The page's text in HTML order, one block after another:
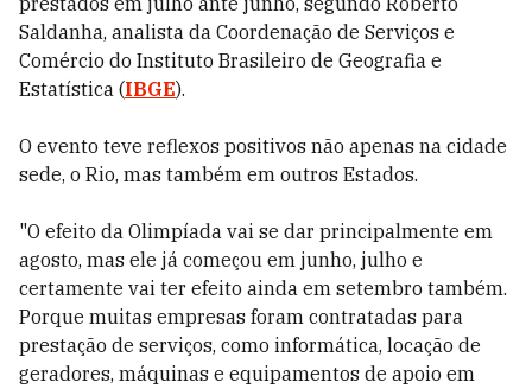
Saldanha, analista da Coordenação de Serviços e
Comércio do Instituto Brasileiro de Geografia e
Estatística (IBGE).
O evento teve reflexos positivos não apenas na cidade
sede, o Rio, mas também em outros Estados.
"O efeito da Olimpíada vai se dar principalmente em
agosto, mas ele já começou em junho, julho e
certamente vai ter efeito ainda em setembro também.
Porque muitas empresas foram contratadas para
prestação de serviços, como informática, locação de
geradores, máquinas e equipamentos de apoio em